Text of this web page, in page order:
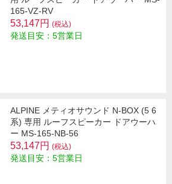
165-VZ-RV
53,147円 (税込)
発送目安：5営業日
ALPINE メティオサウンド N-BOX (5 6
系) 専用 ルーフスピーカー ドアウーハ
ー MS-165-NB-56
53,147円 (税込)
発送目安：5営業日